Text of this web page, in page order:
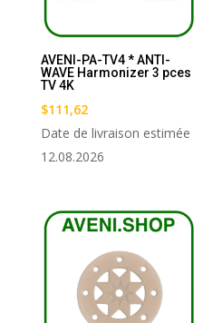
AVENI-PA-TV4 * ANTI-
WAVE Harmonizer 3 pces
TV 4K
$111,62
Date de livraison estimée
12.08.2026